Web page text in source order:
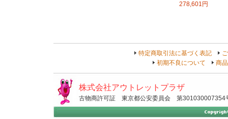
278,601円
特定商取引法に基づく表記
初期不良について
商
株式会社アウトレットプラザ
古物商許可証 東京都公安委員会 第301030007354